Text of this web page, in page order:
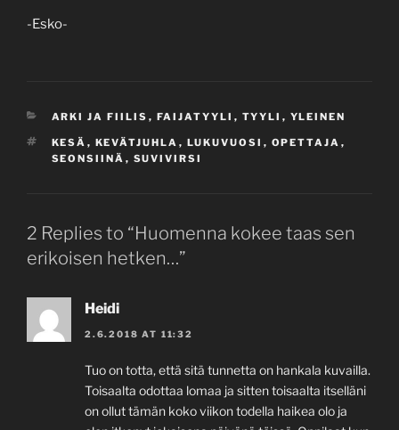
-Esko-
CATEGORIES
ARKI JA FIILIS , FAIJATYYLI , TYYLI , YLEINEN
TAGS
KESÄ , KEVÄTJUHLA , LUKUVUOSI , OPETTAJA ,
SEONSIINÄ , SUVIVIRSI
2 Replies to “Huomenna kokee taas sen
erikoisen hetken…”
Heidi
2.6.2018 AT 11:32
Tuo on totta, että sitä tunnetta on hankala kuvailla.
Toisaalta odottaa lomaa ja sitten toisaalta itselläni
on ollut tämän koko viikon todella haikea olo ja